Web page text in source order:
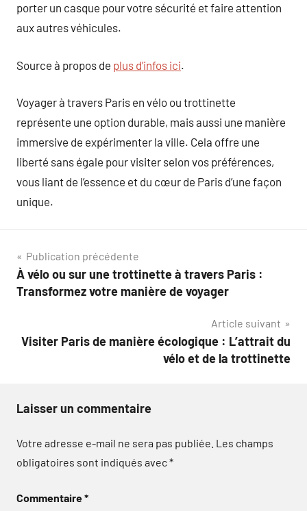
porter un casque pour votre sécurité et faire attention
aux autres véhicules.
Source à propos de plus d’infos ici.
Voyager à travers Paris en vélo ou trottinette
représente une option durable, mais aussi une manière
immersive de expérimenter la ville. Cela offre une
liberté sans égale pour visiter selon vos préférences,
vous liant de l’essence et du cœur de Paris d’une façon
unique.
Navigation
de
Publication précédente
À vélo ou sur une trottinette à travers Paris :
Transformez votre manière de voyager
Article suivant
Visiter Paris de manière écologique : L’attrait du
vélo et de la trottinette
Laisser un commentaire
Votre adresse e-mail ne sera pas publiée. Les champs
obligatoires sont indiqués avec*
Commentaire*